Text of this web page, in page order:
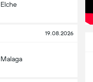
Elche
19.08.2026
Malaga